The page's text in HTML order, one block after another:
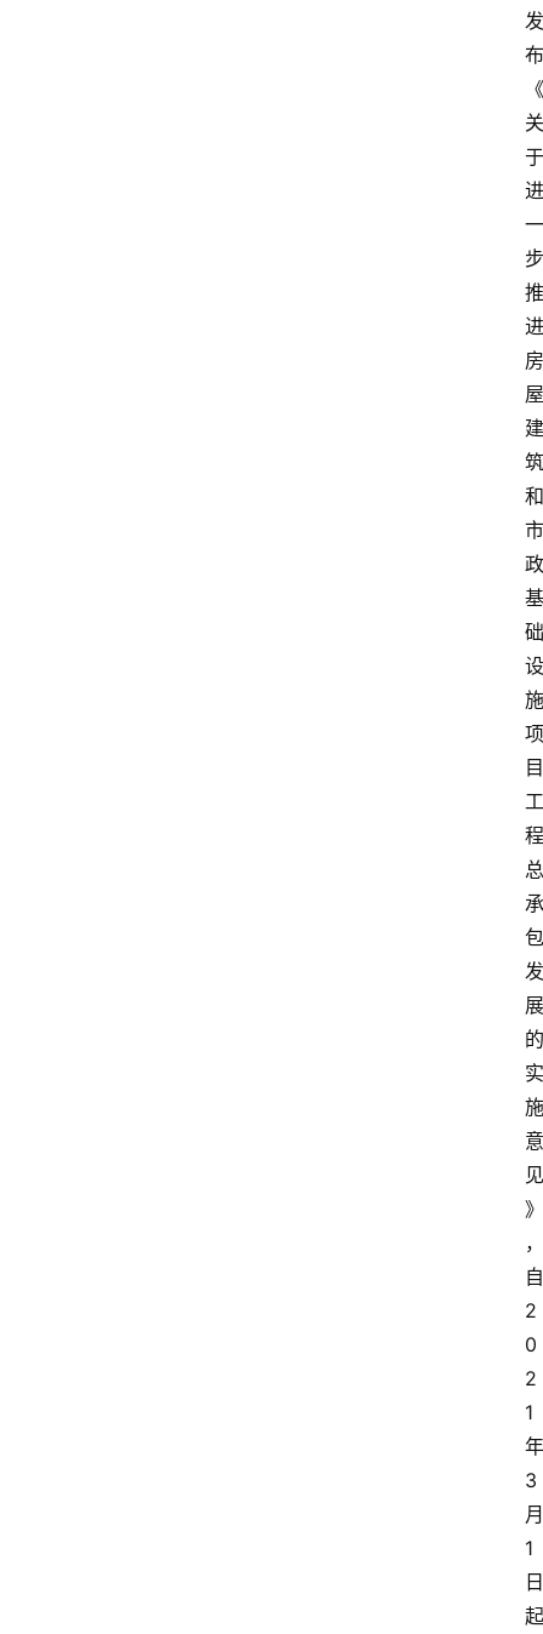
发
布
《
关
于
进
一
步
推
进
房
屋
建
筑
和
市
政
基
础
设
施
项
目
工
程
总
承
包
发
展
的
实
施
意
见
》
，
自
2
0
2
1
年
3
月
1
日
起